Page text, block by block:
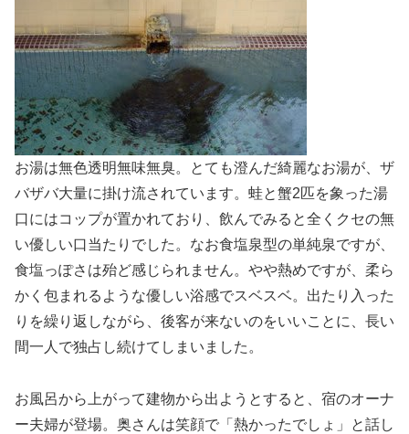
お湯は無色透明無味無臭。とても澄んだ綺麗なお湯が、ザ
バザバ大量に掛け流されています。蛙と蟹2匹を象った湯
口にはコップが置かれており、飲んでみると全くクセの無
い優しい口当たりでした。なお食塩泉型の単純泉ですが、
食塩っぽさは殆ど感じられません。やや熱めですが、柔ら
かく包まれるような優しい浴感でスベスベ。出たり入った
りを繰り返しながら、後客が来ないのをいいことに、長い
間一人で独占し続けてしまいました。
お風呂から上がって建物から出ようとすると、宿のオーナ
ー夫婦が登場。奥さんは笑顔で「熱かったでしょ」と話し